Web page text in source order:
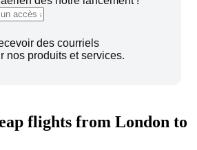
des courriels
nos produits et services.
flights from London to